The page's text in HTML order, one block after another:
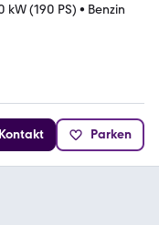
kW (190 PS) • Benzin
Kontakt Parken